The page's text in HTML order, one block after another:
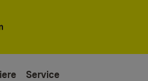
Service